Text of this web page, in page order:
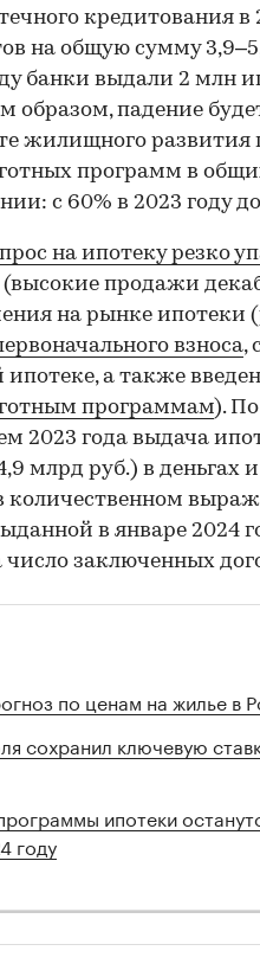
кредитования в
на общую сумму
банки выдали 2 млн
образом, падение
жилищного развития
программ в
с 60% в 2023 году до
на ипотеку резко
(высокие продажи
на рынке ипотеки
взноса,
ипотеке, а также
программам).
2023 года выдача
млрд руб.) в деньгах
количественном
в январе 2024
число заключенных
по ценам на жилье в
сохранил ключевую
ипотеки
году